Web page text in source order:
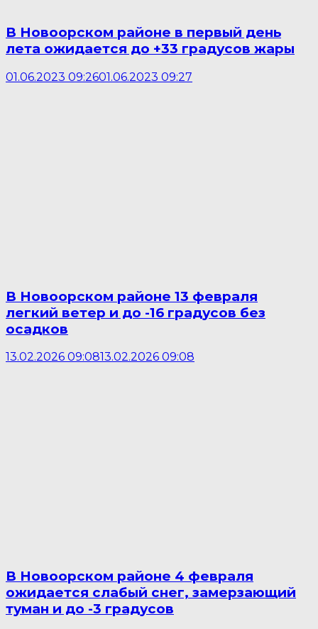
В Новоорском районе в первый день
лета ожидается до +33 градусов жары
01.06.2023 09:2601.06.2023 09:27
В Новоорском районе 13 февраля
легкий ветер и до -16 градусов без
осадков
13.02.2026 09:0813.02.2026 09:08
В Новоорском районе 4 февраля
ожидается слабый снег, замерзающий
туман и до -3 градусов